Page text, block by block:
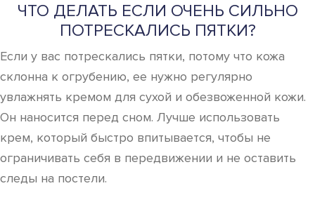
ЧТО ДЕЛАТЬ ЕСЛИ ОЧЕНЬ СИЛЬНО
ПОТРЕСКАЛИСЬ ПЯТКИ?
Если у вас потрескались пятки, потому что кожа
склонна к огрубению, ее нужно регулярно
увлажнять кремом для сухой и обезвоженной кожи.
Он наносится перед сном. Лучше использовать
крем, который быстро впитывается, чтобы не
ограничивать себя в передвижении и не оставить
следы на постели.